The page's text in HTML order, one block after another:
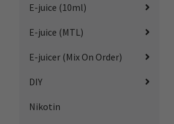
E-juice (10ml)
E-juice (MTL)
E-juicer (Mix On Order)
DIY
Nikotin